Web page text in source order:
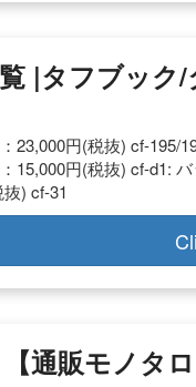
|タフブック
23,000円(税抜) cf-195/
15,000円(税抜) cf-d1:
) cf-31
通販モノタロ